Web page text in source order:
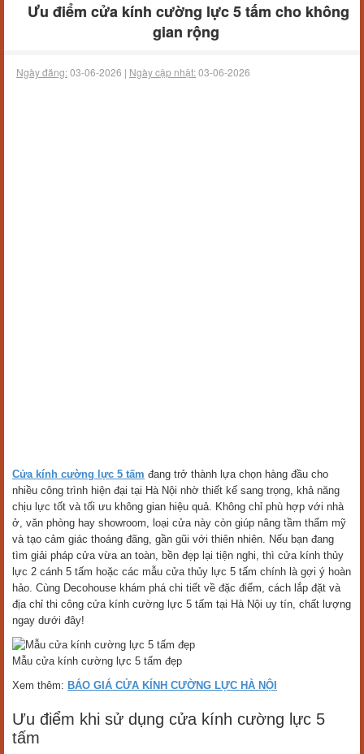
Ưu điểm cửa kính cường lực 5 tấm cho không
gian rộng
Ngày đăng:03-06-2026 | Ngày cập nhật:03-06-2026
Cửa kính cường lực 5 tấm đang trở thành lựa chọn hàng đầu cho
nhiều công trình hiện đại tại Hà Nội nhờ thiết kế sang trọng, khả năng
chịu lực tốt và tối ưu không gian hiệu quả. Không chỉ phù hợp với nhà
ở, văn phòng hay showroom, loại cửa này còn giúp nâng tầm thẩm mỹ
và tạo cảm giác thoáng đãng, gần gũi với thiên nhiên. Nếu bạn đang
tìm giải pháp cửa vừa an toàn, bền đẹp lại tiện nghi, thì cửa kính thủy
lực 2 cánh 5 tấm hoặc các mẫu cửa thủy lực 5 tấm chính là gợi ý hoàn
hảo. Cùng Decohouse khám phá chi tiết về đặc điểm, cách lắp đặt và
địa chỉ thi công cửa kính cường lực 5 tấm tại Hà Nội uy tín, chất lượng
ngay dưới đây!
Mẫu cửa kính cường lực 5 tấm đẹp
Xem thêm: BÁO GIÁ CỬA KÍNH CƯỜNG LỰC HÀ NỘI
Ưu điểm khi sử dụng cửa kính cường lực 5
tấm